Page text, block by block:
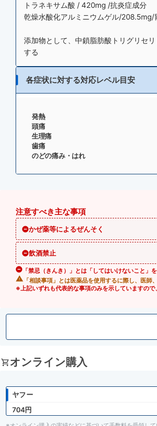
トラネキサム酸 / 420mg /抗炎症成分
乾燥水酸化アルミニウムゲル/208.5mg/
添加物として、中鎖脂肪酸トリグリセ
する
各症状に対する対応レベル目安
発熱
頭痛
生理痛
歯痛
のどの痛み・はれ
注意すべき主な事項
かぜ薬等によるぜんそく
飲酒禁止
「禁忌（きんき）」とは「してはいけないこと
「相談事項」とは医薬品を使用するに際し、医
※上記いずれも代表的な事項のみを示していますので
オンライン購入
ヤフー
704円